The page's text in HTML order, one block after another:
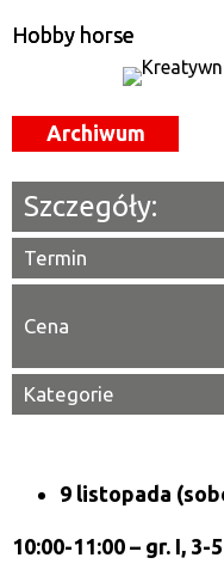
Hobby horse
Archiwum
Szczegóły:
Termin
Cena
Kategorie
9 listopada
10:00-11:00 – gr. I, 3-